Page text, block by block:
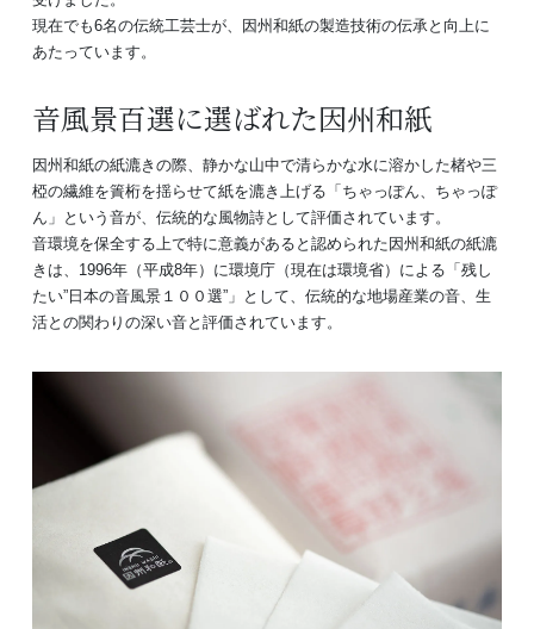
現在でも6名の伝統工芸士が、因州和紙の製造技術の伝承と向上に
あたっています。
音風景百選に選ばれた因州和紙
因州和紙の紙漉きの際、静かな山中で清らかな水に溶かした楮や三
椏の繊維を簀桁を揺らせて紙を漉き上げる「ちゃっぽん、ちゃっぽ
ん」という音が、伝統的な風物詩として評価されています。
音環境を保全する上で特に意義があると認められた因州和紙の紙漉
きは、1996年（平成8年）に環境庁（現在は環境省）による「残し
たい”日本の音風景１００選”」として、伝統的な地場産業の音、生
活との関わりの深い音と評価されています。